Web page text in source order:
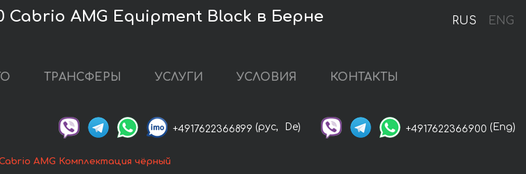
RUS ENG
Cabrio AMG Equipment Black в Берне
ТРАНСФЕРЫ УСЛУГИ УСЛОВИЯ КОНТАКТЫ
+4917622366899 (рус, De) +4917622366900 (Eng)
AMG Комплектация чёрный